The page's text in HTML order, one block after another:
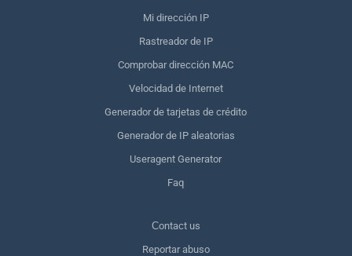
Mi dirección IP
Rastreador de IP
Comprobar dirección MAC
Velocidad de Internet
Generador de tarjetas de crédito
Generador de IP aleatorias
Useragent Generator
Faq
Сontact us
Reportar abuso